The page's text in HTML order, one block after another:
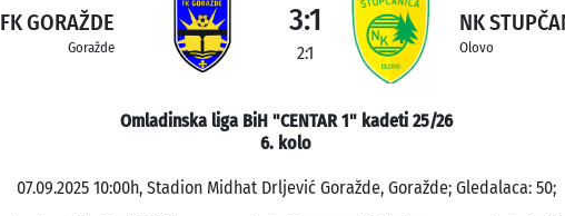
FK GORAŽDE
Goražde
3:1
2:1
NK
Olovo
Omladinska liga BiH "CENTAR 1" kadeti 25/26
6. kolo
07.09.2025 10:00h, Stadion Midhat Drljević Goražde, Goražde; Gledalaca: 50;